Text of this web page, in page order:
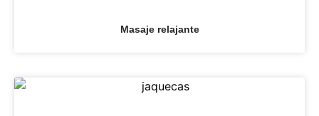
Masaje relajante